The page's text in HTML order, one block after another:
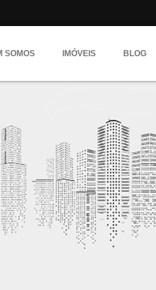
SOMOS IMÓVEIS BLOG